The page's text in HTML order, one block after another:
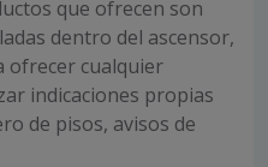
que ofrecen son
dentro del ascensor,
ofrecer cualquier
indicaciones propias
de pisos, avisos de